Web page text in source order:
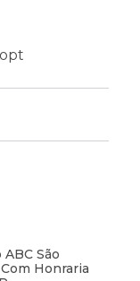
São
Honraria